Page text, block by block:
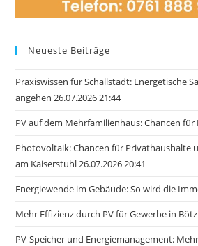
Neueste Beiträge
Praxiswissen für Schallstadt: Energetische
angehen 26.07.2026 21:44
PV auf dem Mehrfamilienhaus: Chancen
Photovoltaik: Chancen für Privathaushalte
am Kaiserstuhl 26.07.2026 20:41
Energiewende im Gebäude: So wird die
Mehr Effizienz durch PV für Gewerbe in
PV-Speicher und Energiemanagement: